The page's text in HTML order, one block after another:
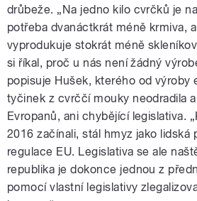
drůbeže. „Na jedno kilo cvrčků je
potřeba dvanáctkrát méně krmiva,
vyprodukuje stokrát méně
si říkal, proč u nás není žádný
popisuje Hušek, kterého od výroby
tyčinek z cvrččí mouky neodradila
Evropanů, ani chybějící legislativa.
2016 začínali, stál hmyz jako lidská
regulace EU. Legislativa se ale
republika je dokonce jednou z
pomocí vlastní legislativy